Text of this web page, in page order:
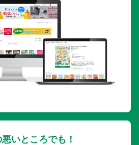
いところでも！